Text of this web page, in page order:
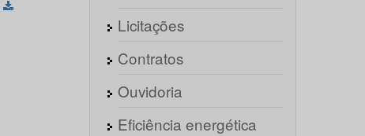
Licitações
Contratos
Ouvidoria
Eficiência energética